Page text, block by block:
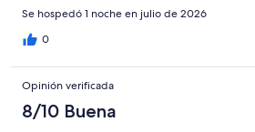
Se hospedó 1 noche en julio de 2026
0
Opinión verificada
8/10 Buena